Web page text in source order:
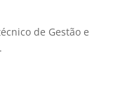
de Gestão e